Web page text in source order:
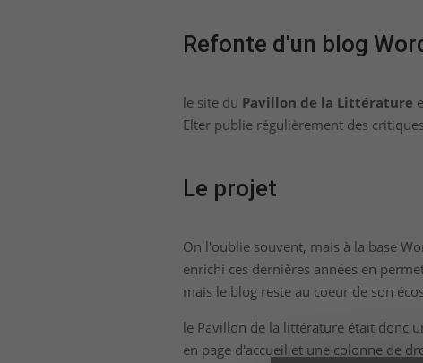
Refonte d'un blog
le site du Pavillon de la Littérature
Elter publie régulièrement des
Le projet
On l'oublie souvent, mais à la base
enrichi ces dernières années en
mais le blog reste au coeur de son
le Pavillon de la littérature était donc
en page d'accueil et une colonne de